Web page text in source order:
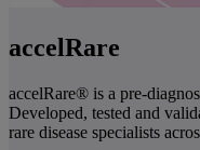
accelRare
accelRare® is a pre-
Developed, tested and
rare disease specialists